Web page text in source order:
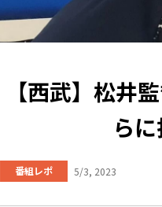
【西武】松井
ら
番組レポ 5/3, 2023